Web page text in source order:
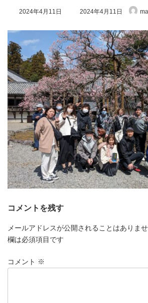
2024年4月11日
最
新
日
時
:
2024年4月11日
コメントを残す
メールアドレスが公開されることはありませ
欄は必須項目です
コメント ※